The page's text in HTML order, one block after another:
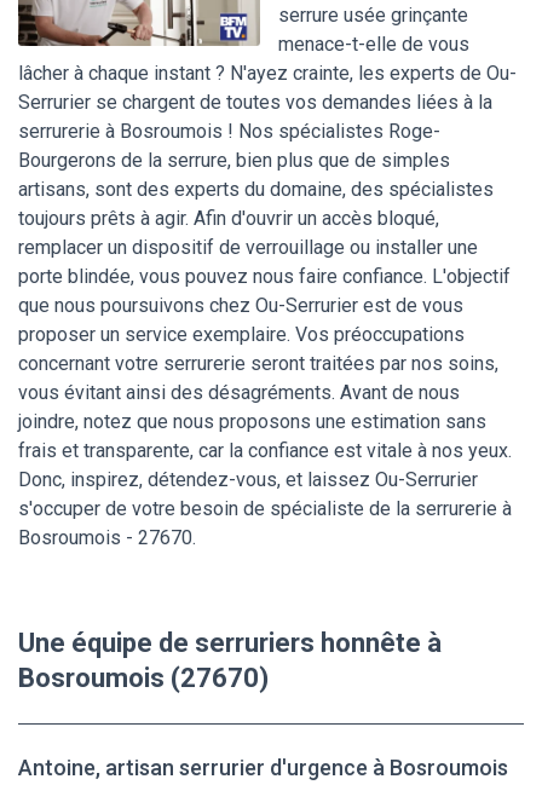
serrure usée grinçante
menace-t-elle de vous
lâcher à chaque instant ? N'ayez crainte, les experts de Ou-
Serrurier se chargent de toutes vos demandes liées à la
serrurerie à Bosroumois ! Nos spécialistes Roge-
Bourgerons de la serrure, bien plus que de simples
artisans, sont des experts du domaine, des spécialistes
toujours prêts à agir. Afin d'ouvrir un accès bloqué,
remplacer un dispositif de verrouillage ou installer une
porte blindée, vous pouvez nous faire confiance. L'objectif
que nous poursuivons chez Ou-Serrurier est de vous
proposer un service exemplaire. Vos préoccupations
concernant votre serrurerie seront traitées par nos soins,
vous évitant ainsi des désagréments. Avant de nous
joindre, notez que nous proposons une estimation sans
frais et transparente, car la confiance est vitale à nos yeux.
Donc, inspirez, détendez-vous, et laissez Ou-Serrurier
s'occuper de votre besoin de spécialiste de la serrurerie à
Bosroumois - 27670.
Une équipe de serruriers honnête à
Bosroumois (27670)
Antoine, artisan serrurier d'urgence à Bosroumois